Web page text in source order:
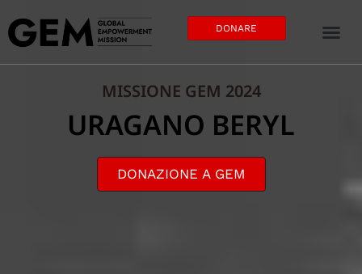
DONARE
MISSIONE GEM 2024
URAGANO BERYL
DONAZIONE A GEM